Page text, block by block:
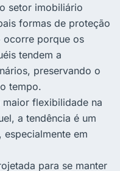
setor imobiliário
formas de proteção
ocorre porque os
tendem a
preservando o
tempo.
maior flexibilidade na
a tendência é um
em
para se manter